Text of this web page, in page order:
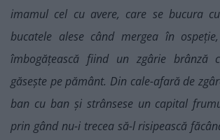
imamul cel cu avere, care se bucura
bucatele alese când mergea în
îmbogățească fiind un zgârie
găsește pe pământ. Din cale-afară de
ban cu ban și strânsese un capital
prin gând nu-i trecea să-l risipească